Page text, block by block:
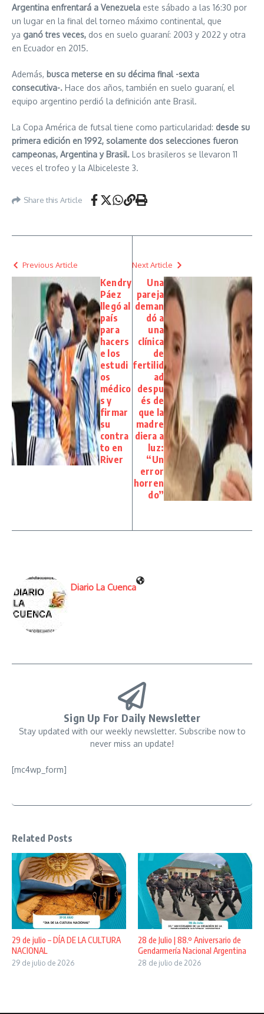
Argentina enfrentará a Venezuela este sábado a las 16:30 por
un lugar en la final del torneo máximo continental, que
ya ganó tres veces, dos en suelo guaraní: 2003 y 2022 y otra
en Ecuador en 2015.
Además, busca meterse en su décima final -sexta
consecutiva-. Hace dos años, también en suelo guaraní, el
equipo argentino perdió la definición ante Brasil.
La Copa América de futsal tiene como particularidad: desde su
primera edición en 1992, solamente dos selecciones fueron
campeonas, Argentina y Brasil. Los brasileros se llevaron 11
veces el trofeo y la Albiceleste 3.
Share this Article
Previous Article
Kendry
Páez
llegó al
país
para
hacers
e los
estudi
os
médico
s y
firmar
su
contra
to en
River
Next Article
Una
pareja
deman
dó a
una
clínica
de
fertilid
ad
despu
és de
que la
madre
diera a
luz:
“Un
error
horren
do”
Diario La Cuenca
Sign Up For Daily Newsletter
Stay updated with our weekly newsletter. Subscribe now to
never miss an update!
[mc4wp_form]
Related Posts
29 de julio – DÍA DE LA CULTURA
NACIONAL
29 de julio de 2026
28 de Julio | 88.º Aniversario de
Gendarmería Nacional Argentina
28 de julio de 2026